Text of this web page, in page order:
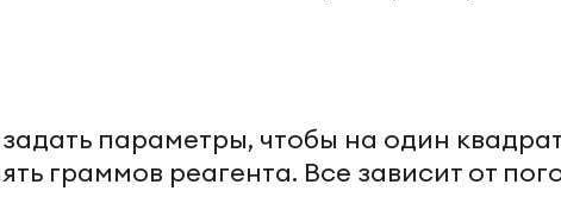
параметры, чтобы на один
граммов реагента. Все зависит от